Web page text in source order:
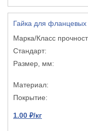
Гайка для
1.00 ₽/кг